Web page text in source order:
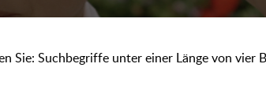
Sie: Suchbegriffe unter einer Länge von vier